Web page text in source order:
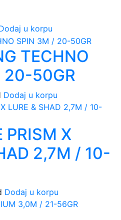
u korpu
TECHNO
20-50GR
Dodaj u korpu
PRISM X
2,7M / 10-
Dodaj u korpu